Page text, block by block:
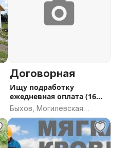
Договорная
Ищу подработку
ежедневная оплата (16
лет)
Быхов, Могилевская
область